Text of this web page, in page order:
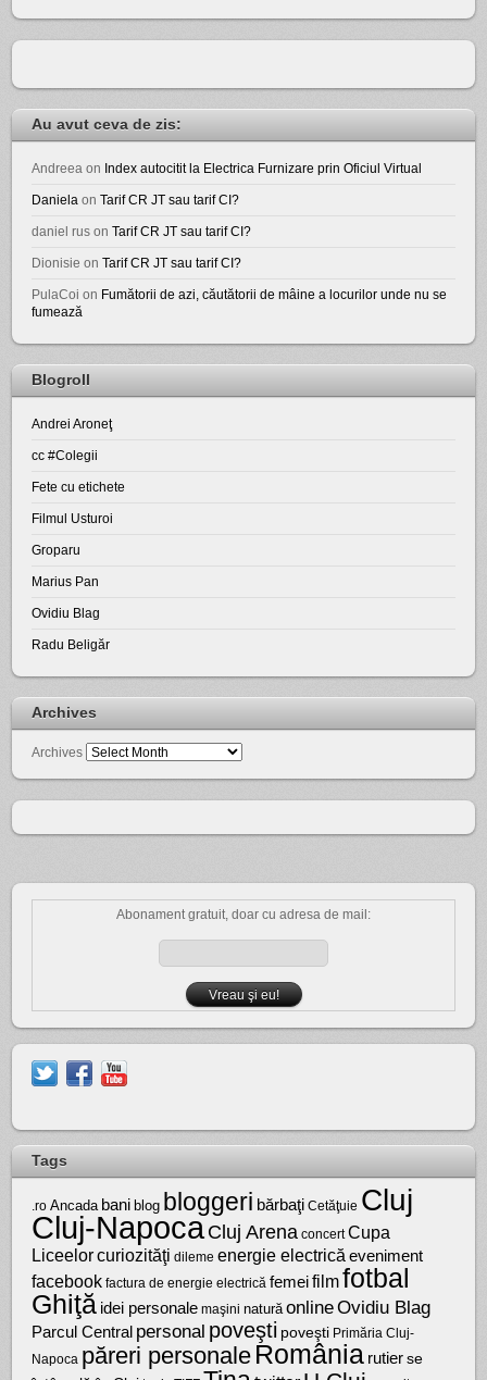
Au avut ceva de zis:
Andreea on Index autocitit la Electrica Furnizare prin Oficiul Virtual
Daniela onTarif CR JT sau tarif CI?
daniel rus onTarif CR JT sau tarif CI?
Dionisie onTarif CR JT sau tarif CI?
PulaCoi on Fumătorii de azi, căutătorii de mâine a locurilor unde nu se
fumează
Blogroll
Andrei Aroneţ
cc #Colegii
Fete cu etichete
Filmul Usturoi
Groparu
Marius Pan
Ovidiu Blag
Radu Beligăr
Archives
Archives
Abonament gratuit, doar cu adresa de mail:
Tags
.ro Ancada bani blog bloggeri bărbaţi Cetăţuie Cluj
Cluj-NapocaCluj Arena concert Cupa
Liceelorcuriozităţi dileme energie electrică eveniment
facebook factura de energie electrică femei filmfotbal
Ghiţă idei personale maşini natură onlineOvidiu Blag
Parcul Central personal poveşti poveşti Primăria Cluj-
Napoca păreri personale România rutier se